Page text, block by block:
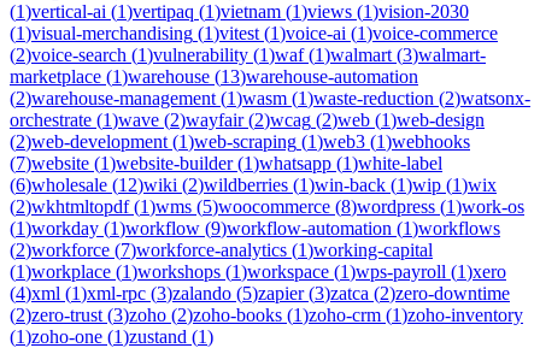
(1)vertical-ai (1)vertipaq (1)vietnam (1)views (1)vision-2030
(1)visual-merchandising (1)vitest (1)voice-ai (1)voice-commerce
(2)voice-search (1)vulnerability (1)waf(1)walmart (3)walmart-
marketplace (1)warehouse (13)warehouse-automation
(2)warehouse-management (1)wasm (1)waste-reduction (2)watsonx-
orchestrate (1)wave (2)wayfair(2)wcag (2)web (1)web-design
(2)web-development (1)web-scraping (1)web3 (1)webhooks
(7)website (1)website-builder(1)whatsapp (1)white-label
(6)wholesale (12)wiki (2)wildberries (1)win-back (1)wip (1)wix
(2)wkhtmltopdf(1)wms (5)woocommerce (8)wordpress (1)work-os
(1)workday (1)workflow (9)workflow-automation (1)workflows
(2)workforce (7)workforce-analytics (1)working-capital
(1)workplace (1)workshops (1)workspace (1)wps-payroll (1)xero
(4)xml (1)xml-rpc (3)zalando (5)zapier(3)zatca (2)zero-downtime
(2)zero-trust (3)zoho (2)zoho-books (1)zoho-crm (1)zoho-inventory
(1)zoho-one (1)zustand (1)